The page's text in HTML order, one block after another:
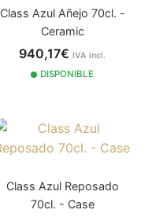
Class Azul Añejo 70cl. -
Ceramic
940,17€ IVA incl.
DISPONIBLE
Class Azul Reposado
70cl. - Case